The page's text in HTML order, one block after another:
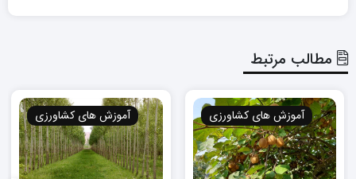
مطالب مرتبط
آموزش های کشاورزی آموزش های کشاورزی